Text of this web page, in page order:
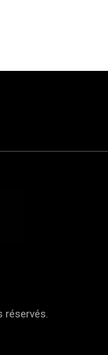
réservés.